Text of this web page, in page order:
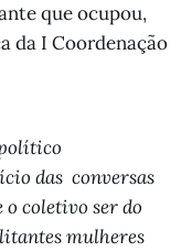
que ocupou,
da I Coordenação
das conversas
coletivo ser do
mulheres